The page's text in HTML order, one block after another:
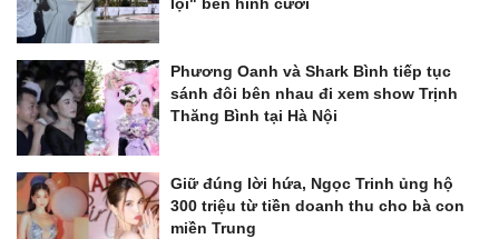
lội" bên hình cưới
Phương Oanh và Shark Bình tiếp tục
sánh đôi bên nhau đi xem show Trịnh
Thăng Bình tại Hà Nội
Giữ đúng lời hứa, Ngọc Trinh ủng hộ
300 triệu từ tiền doanh thu cho bà con
miền Trung